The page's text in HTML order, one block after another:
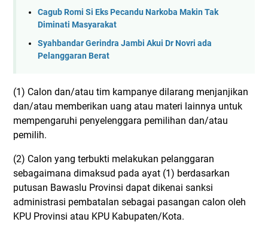
Cagub Romi Si Eks Pecandu Narkoba Makin Tak
Diminati Masyarakat
Syahbandar Gerindra Jambi Akui Dr Novri ada
Pelanggaran Berat
(1) Calon dan/atau tim kampanye dilarang menjanjikan
dan/atau memberikan uang atau materi lainnya untuk
mempengaruhi penyelenggara pemilihan dan/atau
pemilih.
(2) Calon yang terbukti melakukan pelanggaran
sebagaimana dimaksud pada ayat (1) berdasarkan
putusan Bawaslu Provinsi dapat dikenai sanksi
administrasi pembatalan sebagai pasangan calon oleh
KPU Provinsi atau KPU Kabupaten/Kota.